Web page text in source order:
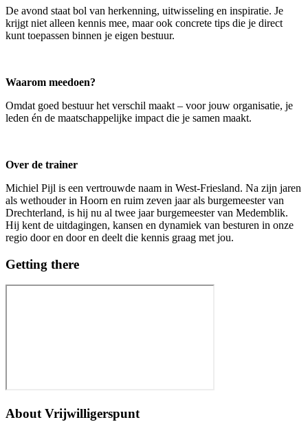
De avond staat bol van herkenning, uitwisseling en inspiratie. Je
krijgt niet alleen kennis mee, maar ook concrete tips die je direct
kunt toepassen binnen je eigen bestuur.
Waarom meedoen?
Omdat goed bestuur het verschil maakt – voor jouw organisatie, je
leden én de maatschappelijke impact die je samen maakt.
Over de trainer
Michiel Pijl is een vertrouwde naam in West-Friesland. Na zijn jaren
als wethouder in Hoorn en ruim zeven jaar als burgemeester van
Drechterland, is hij nu al twee jaar burgemeester van Medemblik.
Hij kent de uitdagingen, kansen en dynamiek van besturen in onze
regio door en door en deelt die kennis graag met jou.
Getting there
About Vrijwilligerspunt